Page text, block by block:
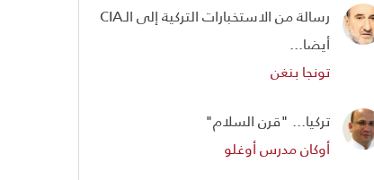
رسالة من الاستخبارات التركية إلى الـCIA
أيضا...
تونجا بنغن
تركيا... "قرن السلام"
أوكان مدرس أوغلو